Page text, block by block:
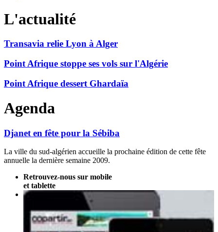
L'actualité
Transavia relie Lyon à Alger
Point Afrique stoppe ses vols sur l'Algérie
Point Afrique dessert Ghardaïa
Agenda
Djanet en fête pour la Sébiba
La ville du sud-algérien accueille la prochaine édition de cette fête
annuelle la dernière semaine 2009.
Retrouvez-nous sur mobile
et tablette